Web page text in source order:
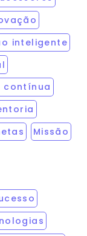
inteligente
contínua
Missão